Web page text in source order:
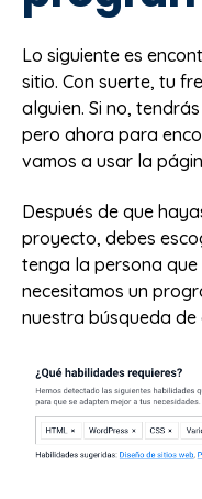
Lo siguiente es
sitio. Con suerte, tu
alguien. Si no,
pero ahora para
vamos a usar la
Después de que
proyecto, debes
tenga la persona que
necesitamos un
nuestra búsqueda de